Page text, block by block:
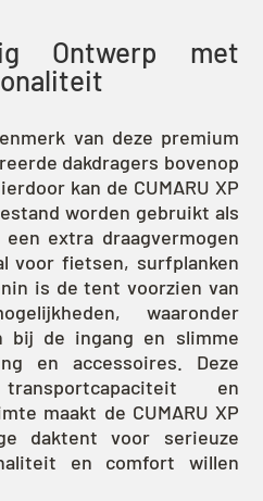
Ontwerp met
van deze premium
dakdragers bovenop
kan de CUMARU XP
worden gebruikt als
extra draagvermogen
voor fietsen, surfplanken
is de tent voorzien van
waaronder
bij de ingang en slimme
en accessoires. Deze
en
maakt de CUMARU XP
daktent voor serieuze
en comfort willen